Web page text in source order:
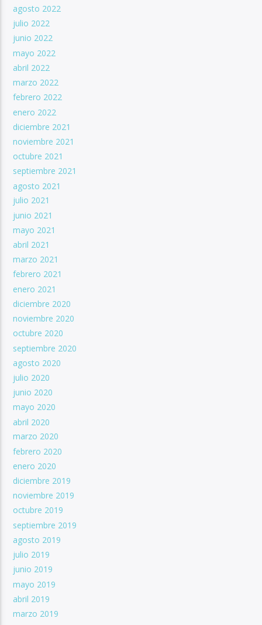
agosto 2022
julio 2022
junio 2022
mayo 2022
abril 2022
marzo 2022
febrero 2022
enero 2022
diciembre 2021
noviembre 2021
octubre 2021
septiembre 2021
agosto 2021
julio 2021
junio 2021
mayo 2021
abril 2021
marzo 2021
febrero 2021
enero 2021
diciembre 2020
noviembre 2020
octubre 2020
septiembre 2020
agosto 2020
julio 2020
junio 2020
mayo 2020
abril 2020
marzo 2020
febrero 2020
enero 2020
diciembre 2019
noviembre 2019
octubre 2019
septiembre 2019
agosto 2019
julio 2019
junio 2019
mayo 2019
abril 2019
marzo 2019